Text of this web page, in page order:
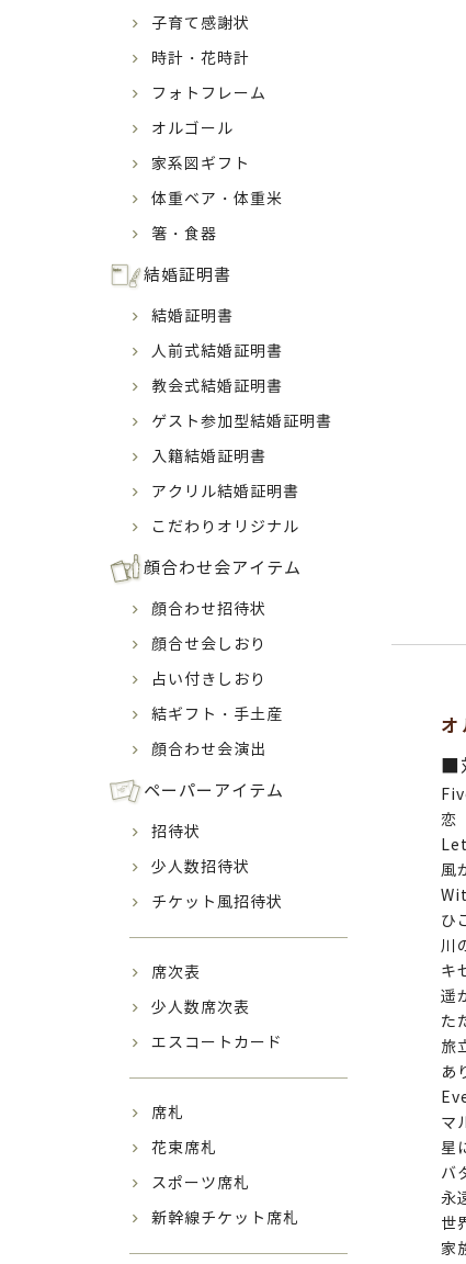
子育て感謝状
時計・花時計
フォトフレーム
オルゴール
家系図ギフト
体重ベア・体重米
箸・食器
結婚証明書
結婚証明書
人前式結婚証明書
教会式結婚証明書
ゲスト参加型結婚証明書
入籍結婚証明書
アクリル結婚証明書
こだわりオリジナル
顔合わせ会アイテム
顔合わせ招待状
顔合せ会しおり
占い付きしおり
結ギフト・手土産
顔合わせ会演出
ペーパーアイテム
招待状
少人数招待状
チケット風招待状
席次表
少人数席次表
エスコートカード
席札
花束席札
スポーツ席札
新幹線チケット席札
■
恋
風
ひ
川
キ
遥
た
旅
あ
マ
星
バ
永
世
家